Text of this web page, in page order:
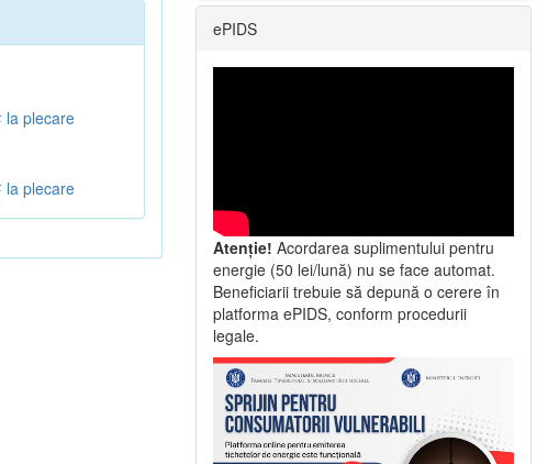
la plecare
la plecare
ePIDS
Atenție! Acordarea suplimentului pentru
energie (50 lei/lună) nu se face automat.
Beneficiarii trebuie să depună o cerere în
platforma ePIDS, conform procedurii
legale.